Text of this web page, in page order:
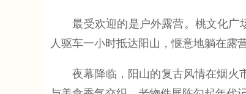
最受欢迎的是户外露营。桃文化广场
人驱车一小时抵达阳山，惬意地躺在露
夜幕降临，阳山的复古风情在烟火市